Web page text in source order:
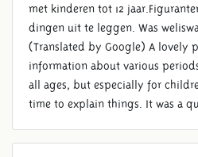
met kinderen tot 12
dingen uit te leggen. Was
(Translated by Google) A lovely
information about various
all ages, but especially for
time to explain things. It was a